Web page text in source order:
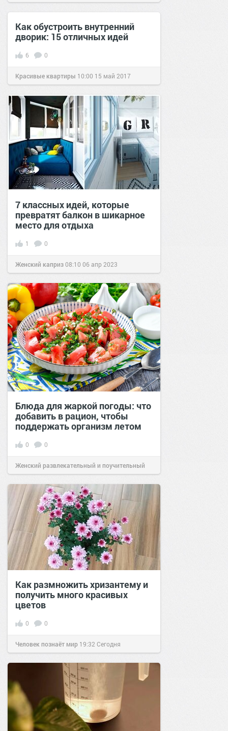
Как обустроить внутренний
дворик: 15 отличных идей
6 0
Красивые квартиры 10:00 15 май 2017
7 классных идей, которые
превратят балкон в шикарное
место для отдыха
1 0
Женский каприз08:10 06 апр 2023
Блюда для жаркой погоды: что
добавить в рацион, чтобы
поддержать организм летом
0 0
Женский развлекательный и поучительный
сайт.21:26Сегодня
Как размножить хризантему и
получить много красивых
цветов
0 0
Человек познаёт мир 19:32 Сегодня